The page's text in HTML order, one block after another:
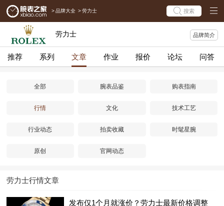
> 品牌大全 > 劳力士 搜索
劳力士 品牌简介
推荐 系列 文章 作业 报价 论坛 问答
全部 腕表品鉴 购表指南
行情 文化 技术工艺
行业动态 拍卖收藏 时髦星腕
原创 官网动态
劳力士行情文章
发布仅1个月就涨价？劳力士最新价格调整